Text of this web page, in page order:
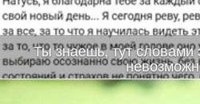
Ты знаешь, тут словами